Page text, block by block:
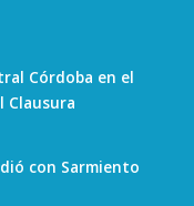
Córdoba en el
Clausura
con Sarmiento